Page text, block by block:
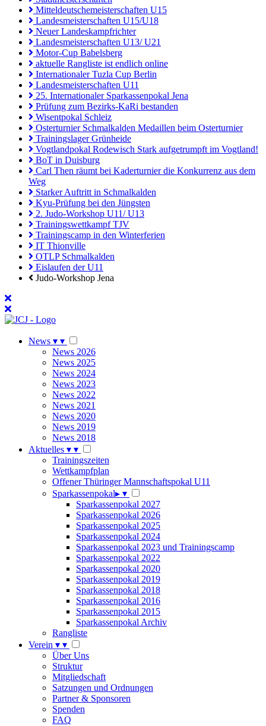
Mitteldeutschemeisterschaften U15
Landesmeisterschaften U15/U18
Neuer Landeskampfrichter
Landesmeisterschaften U13/ U21
Motor-Cup Babelsberg
aktuelle Rangliste ist endlich online
Internationaler Tuzla Cup Berlin
Landesmeisterschaften U11
25. Internationaler Sparkassenpokal Jena
Prüfung zum Bezirks-KaRi bestanden
Wisentpokal Schleiz
Osterturnier Schmalkalden Medaillen beim Osterturnier
Trainingslager Grünheide
Vogtlandpokal Rodewisch Stark aufgetrumpft im Vogtland!
BoT in Duisburg
Carl Then räumt bei Kaderturnier die Konkurrenz aus dem
Weg
Starker Auftritt in Schmalkalden
Kyu-Prüfung bei den Jüngsten
2. Judo-Workshop U11/ U13
Trainingswettkampf TJV
Trainingscamp in den Winterferien
IT Thionville
OTLP Schmalkalden
Eislaufen der U11
Judo-Workshop Jena
News ▾ ▾
News 2026
News 2025
News 2024
News 2023
News 2022
News 2021
News 2020
News 2019
News 2018
Aktuelles ▾ ▾
Trainingszeiten
Wettkampfplan
Offener Thüringer Mannschaftspokal U11
Sparkassenpokal▸ ▾
Sparkassenpokal 2027
Sparkassenpokal 2026
Sparkassenpokal 2025
Sparkassenpokal 2024
Sparkassenpokal 2023 und Trainingscamp
Sparkassenpokal 2022
Sparkassenpokal 2020
Sparkassenpokal 2019
Sparkassenpokal 2018
Sparkassenpokal 2016
Sparkassenpokal 2015
Sparkassenpokal Archiv
Rangliste
Verein ▾ ▾
Über Uns
Struktur
Mitgliedschaft
Satzungen und Ordnungen
Partner & Sponsoren
Spenden
FAQ